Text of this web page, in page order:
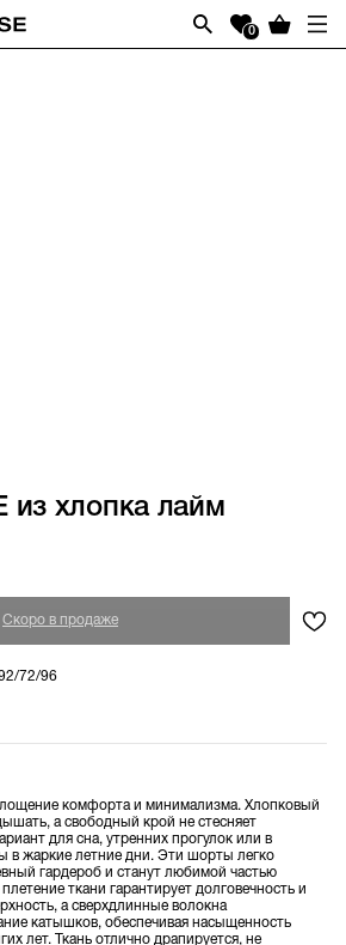
0
из хлопка лайм
72/96
комфорта и минимализма. Хлопковый
а свободный крой не стесняет
для сна, утренних прогулок или в
в жаркие летние дни. Эти шорты легко
гардероб и станут любимой частью
ткани гарантирует долговечность и
а сверхдлинные волокна
катышков, обеспечивая насыщенность
лет. Ткань отлично драпируется, не